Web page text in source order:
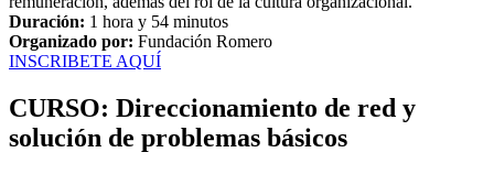
Duración: 1 hora y 54 minutos
Organizado por: Fundación Romero
INSCRIBETE AQUÍ
CURSO: Direccionamiento de red y
solución de problemas básicos